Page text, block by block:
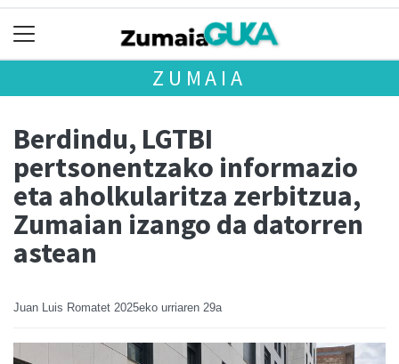
ZUMAIA
Berdindu, LGTBI
pertsonentzako informazio
eta aholkularitza zerbitzua,
Zumaian izango da datorren
astean
Juan Luis Romatet 2025eko urriaren 29a